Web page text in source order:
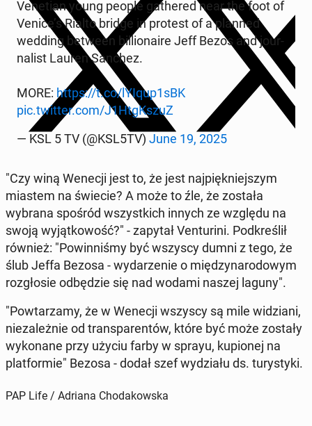
Ve­ne­tian young people ga­the­red near the foot of
Venice’s Rialto bridge in protest of a planned
wedding between bil­lio­na­ire Jeff Bezos and jo­ur­
na­list Lauren Sanchez.
MORE: https://t.co/lYIqup1sBK
pic.twitter.com/J1HtgK­szuZ
— KSL 5 TV (@KSL5TV) June 19, 2025
"Czy winą Wenecji jest to, że jest naj­pięk­niej­szym
miastem na świecie? A może to źle, że została
wybrana spośród wszyst­kich innych ze względu na
swoją wy­jąt­ko­wość?" - zapytał Ven­tu­ri­ni. Pod­kre­ślił
również: "Po­win­ni­śmy być wszyscy dumni z tego, że
ślub Jeffa Bezosa - wy­da­rze­nie o mię­dzy­na­ro­do­wym
roz­gło­sie od­bę­dzie się nad wodami naszej laguny".
"Po­wta­rza­my, że w Wenecji wszyscy są mile wi­dzia­ni,
nie­za­leż­nie od trans­pa­ren­tów, które być może zostały
wy­ko­na­ne przy użyciu farby w sprayu, ku­pio­nej na
plat­for­mie" Bezosa - dodał szef wy­dzia­łu ds. tu­ry­sty­ki.
PAP Life / Adriana Chodakowska